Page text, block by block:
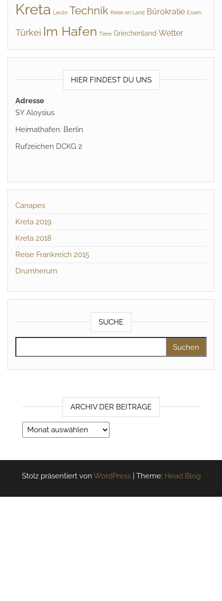
Kreta Leute Technik Reise an Land Bürokratie Essen
Türkei Im Hafen Tiere Griechenland Wetter
HIER FINDEST DU UNS
Adresse
SY Aloysius
Heimathafen: Berlin
Rufzeichen DCKG 2
Canapes
Kreta 2019
Kreta 2018
Reise Frankreich 2015
Drumherum
SUCHE
ARCHIV DER BEITRÄGE
Archiv der Beiträge
Stolz präsentiert von WordPress Theme: Head Blog